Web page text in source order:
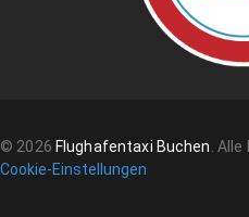
© 2026 Flughafentaxi Buchen. Alle
Cookie-Einstellungen